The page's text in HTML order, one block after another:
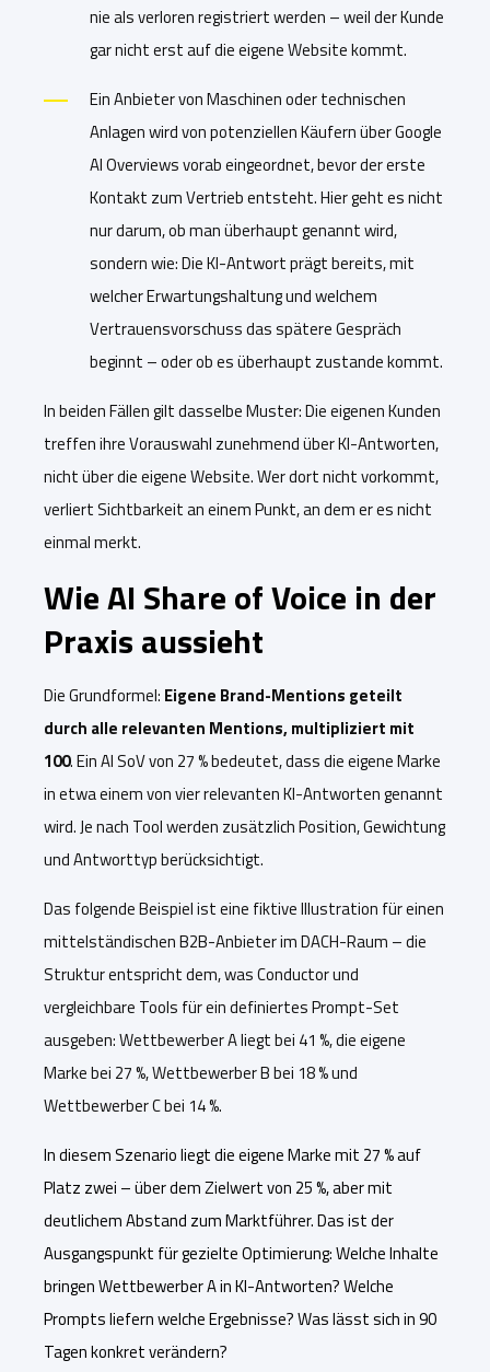
nie als verloren registriert werden – weil der Kunde
gar nicht erst auf die eigene Website kommt.
Ein Anbieter von Maschinen oder technischen
Anlagen wird von potenziellen Käufern über Google
AI Overviews vorab eingeordnet, bevor der erste
Kontakt zum Vertrieb entsteht. Hier geht es nicht
nur darum, ob man überhaupt genannt wird,
sondern wie: Die KI-Antwort prägt bereits, mit
welcher Erwartungshaltung und welchem
Vertrauensvorschuss das spätere Gespräch
beginnt – oder ob es überhaupt zustande kommt.
In beiden Fällen gilt dasselbe Muster: Die eigenen Kunden
treffen ihre Vorauswahl zunehmend über KI-Antworten,
nicht über die eigene Website. Wer dort nicht vorkommt,
verliert Sichtbarkeit an einem Punkt, an dem er es nicht
einmal merkt.
Wie AI Share of Voice in der
Praxis aussieht
Die Grundformel: Eigene Brand-Mentions geteilt
durch alle relevanten Mentions, multipliziert mit
100. Ein AI SoV von 27 % bedeutet, dass die eigene Marke
in etwa einem von vier relevanten KI-Antworten genannt
wird. Je nach Tool werden zusätzlich Position, Gewichtung
und Antworttyp berücksichtigt.
Das folgende Beispiel ist eine fiktive Illustration für einen
mittelständischen B2B-Anbieter im DACH-Raum – die
Struktur entspricht dem, was Conductor und
vergleichbare Tools für ein definiertes Prompt-Set
ausgeben: Wettbewerber A liegt bei 41 %, die eigene
Marke bei 27 %, Wettbewerber B bei 18 % und
Wettbewerber C bei 14 %.
In diesem Szenario liegt die eigene Marke mit 27 % auf
Platz zwei – über dem Zielwert von 25 %, aber mit
deutlichem Abstand zum Marktführer. Das ist der
Ausgangspunkt für gezielte Optimierung: Welche Inhalte
bringen Wettbewerber A in KI-Antworten? Welche
Prompts liefern welche Ergebnisse? Was lässt sich in 90
Tagen konkret verändern?